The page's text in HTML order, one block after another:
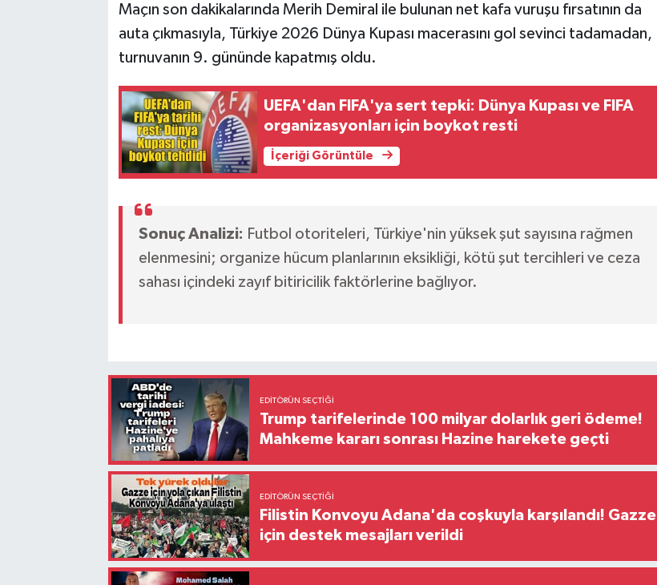
Maçın son dakikalarında Merih Demiral ile bulunan net kafa vuruşu fırsatının da
auta çıkmasıyla, Türkiye 2026 Dünya Kupası macerasını gol sevinci tadamadan,
turnuvanın 9. gününde kapatmış oldu.
UEFA'dan FIFA'ya sert tepki: Dünya Kupası ve FIFA
organizasyonları için boykot resti
İçeriği Görüntüle
Sonuç Analizi: Futbol otoriteleri, Türkiye'nin yüksek şut sayısına rağmen
elenmesini; organize hücum planlarının eksikliği, kötü şut tercihleri ve ceza
sahası içindeki zayıf bitiricilik faktörlerine bağlıyor.
EDITÖRÜN SEÇTIĞI
Trump tarifelerinde 100 milyar dolarlık geri ödeme!
Mahkeme kararı sonrası Hazine harekete geçti
EDITÖRÜN SEÇTIĞI
Filistin Konvoyu Adana'da coşkuyla karşılandı! Gazze
için destek mesajları verildi